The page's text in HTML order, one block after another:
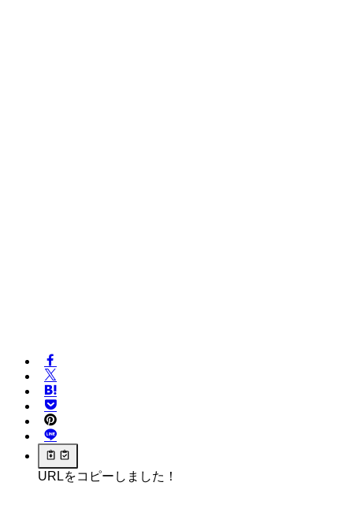
URLをコピーしました！